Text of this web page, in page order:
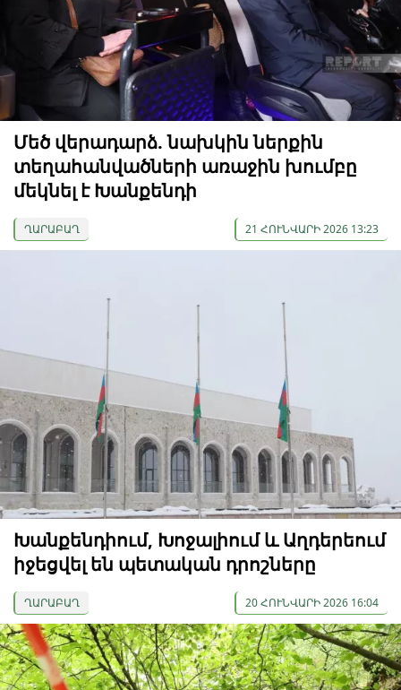
Մեծ վերադարձ. նախկին ներքին
տեղահանվածների առաջին խումբը
մեկնել է Խանքենդի
ՂԱՐԱԲԱՂ 21 ՀՈՒՆՎԱՐԻ 2026 13:23
Խանքենդիում, Խոջալիում և Աղդերեում
իջեցվել են պետական ​​դրոշները
ՂԱՐԱԲԱՂ 20 ՀՈՒՆՎԱՐԻ 2026 16:04